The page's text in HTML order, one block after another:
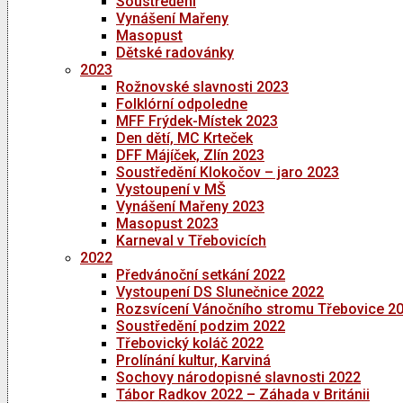
Vynášení Mařeny
Masopust
Dětské radovánky
2023
Rožnovské slavnosti 2023
Folklórní odpoledne
MFF Frýdek-Místek 2023
Den dětí, MC Krteček
DFF Májíček, Zlín 2023
Soustředění Klokočov – jaro 2023
Vystoupení v MŠ
Vynášení Mařeny 2023
Masopust 2023
Karneval v Třebovicích
2022
Předvánoční setkání 2022
Vystoupení DS Slunečnice 2022
Rozsvícení Vánočního stromu Třebovice
Soustředění podzim 2022
Třebovický koláč 2022
Prolínání kultur, Karviná
Sochovy národopisné slavnosti 2022
Tábor Radkov 2022 – Záhada v Británii